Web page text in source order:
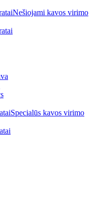
Nešiojami kavos virimo
Specialūs kavos virimo